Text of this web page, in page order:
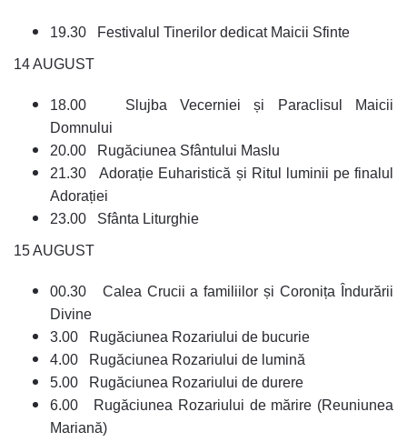
19.30 Festivalul Tinerilor dedicat Maicii Sfinte
14 AUGUST
18.00 Slujba Vecerniei și Paraclisul Maicii
Domnului
20.00 Rugăciunea Sfântului Maslu
21.30 Adorație Euharistică și Ritul luminii pe finalul
Adorației
23.00 Sfânta Liturghie
15 AUGUST
00.30 Calea Crucii a familiilor și Coronița Îndurării
Divine
3.00 Rugăciunea Rozariului de bucurie
4.00 Rugăciunea Rozariului de lumină
5.00 Rugăciunea Rozariului de durere
6.00 Rugăciunea Rozariului de mărire (Reuniunea
Mariană)